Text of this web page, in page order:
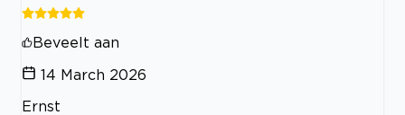
Beveelt aan
14 March 2026
Ernst